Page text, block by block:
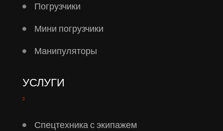
Погрузчики
Мини погрузчики
Манипуляторы
УСЛУГИ
Спецтехника с экипажем